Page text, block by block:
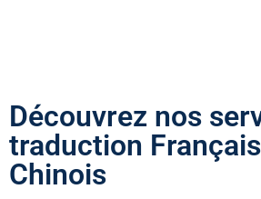
Découvrez nos
traduction
Chinois